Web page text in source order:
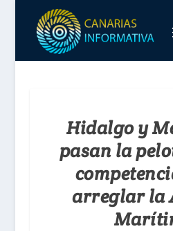
Hidalgo y
pasan la
arreglar la